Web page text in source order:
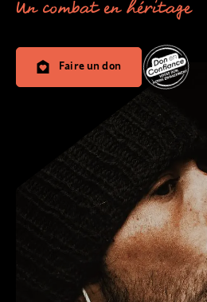
Un combat en héritage
Faire un don